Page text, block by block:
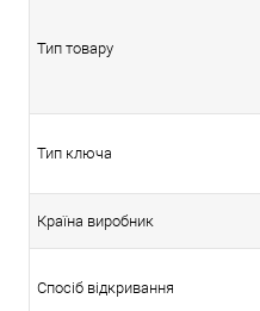
Тип товару
Тип ключа
Країна виробник
Спосіб відкривання